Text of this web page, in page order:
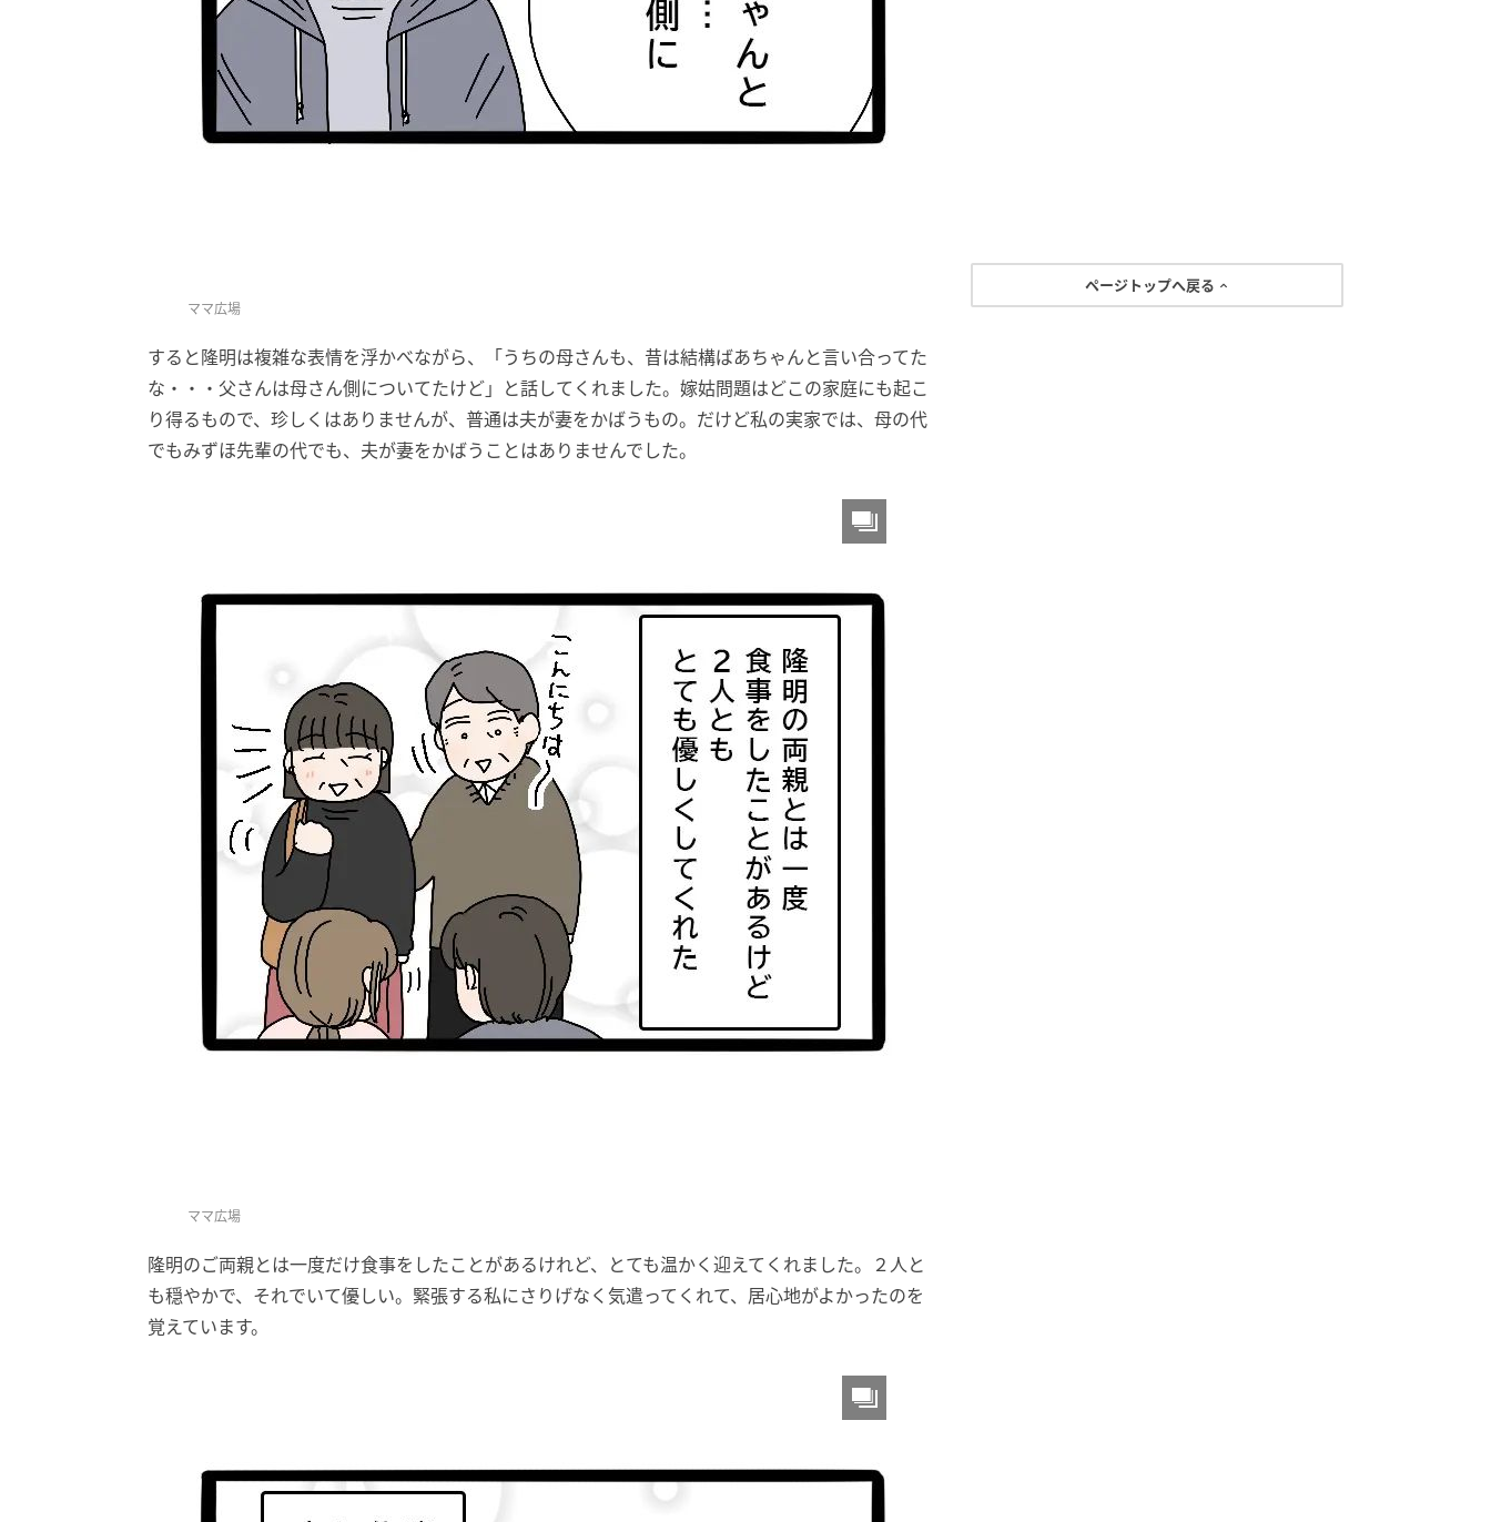
ママ広場
すると隆明は複雑な表情を浮かべながら、「うちの母さんも、昔は結構ばあちゃんと言い合ってた
な・・・父さんは母さん側についてたけど」と話してくれました。嫁姑問題はどこの家庭にも起こ
り得るもので、珍しくはありませんが、普通は夫が妻をかばうもの。だけど私の実家では、母の代
でもみずほ先輩の代でも、夫が妻をかばうことはありませんでした。
ママ広場
隆明のご両親とは一度だけ食事をしたことがあるけれど、とても温かく迎えてくれました。２人と
も穏やかで、それでいて優しい。緊張する私にさりげなく気遣ってくれて、居心地がよかったのを
覚えています。
ページトップへ戻る